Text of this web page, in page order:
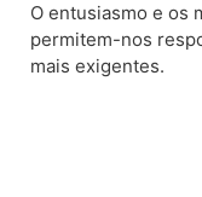
t
i
O entusiasmo e os
permitem-nos
mais exigentes.